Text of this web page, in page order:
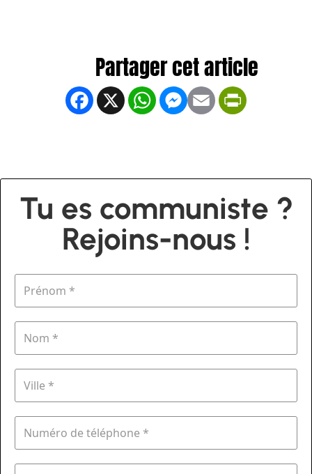
Facebook
X WhatsApp
Messenger
Email
Tu es communiste ?
Rejoins-nous !